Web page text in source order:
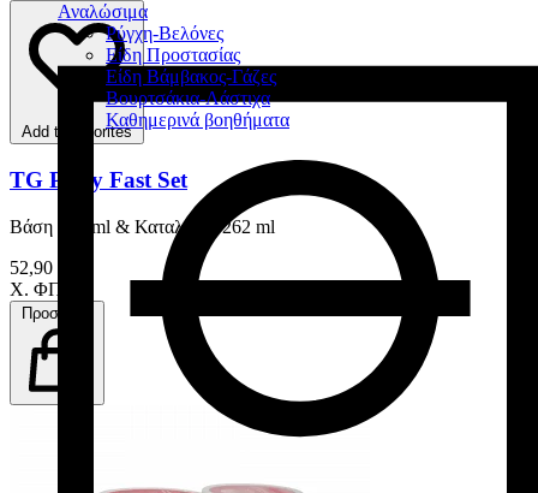
Αναλώσιμα
Ρύγχη-Βελόνες
Είδη Προστασίας
Είδη Βάμβακος-Γάζες
Βουρτσάκια-Λάστιχα
Καθημερινά βοηθήματα
Add to favorites
TG Putty Fast Set
Βάση 262 ml & Καταλύτης 262 ml
52,90 €
Χ. ΦΠΑ
Προσθήκη